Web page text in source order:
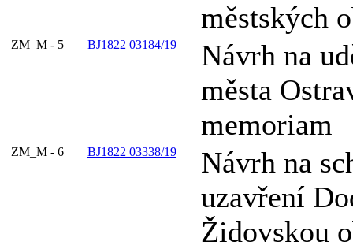
městských
ZM_M - 5 BJ1822 03184/19
Návrh na
města
memoriam
ZM_M - 6 BJ1822 03338/19
Návrh na
uzavření
Židovskou